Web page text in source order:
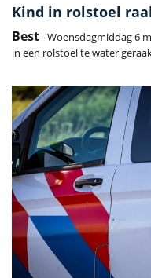
Kind in rolstoel
Best- Woensdagmiddag 6
in een rolstoel te water